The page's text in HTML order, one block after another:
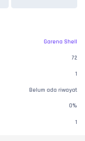
Garena Shell
72
1
Belum ada riwayat
0%
1